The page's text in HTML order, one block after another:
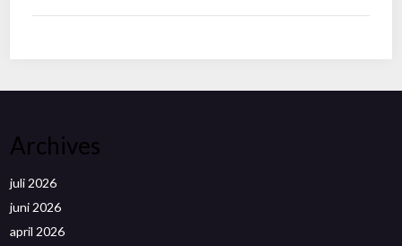
Archives
juli 2026
juni 2026
april 2026